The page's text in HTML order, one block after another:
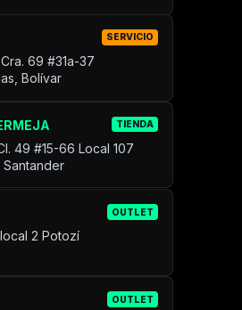
SERVICIO
69 #31a-37
Bolívar
TIENDA
49 #15-66 Local 107
Santander
OUTLET
2 Potozí
OUTLET